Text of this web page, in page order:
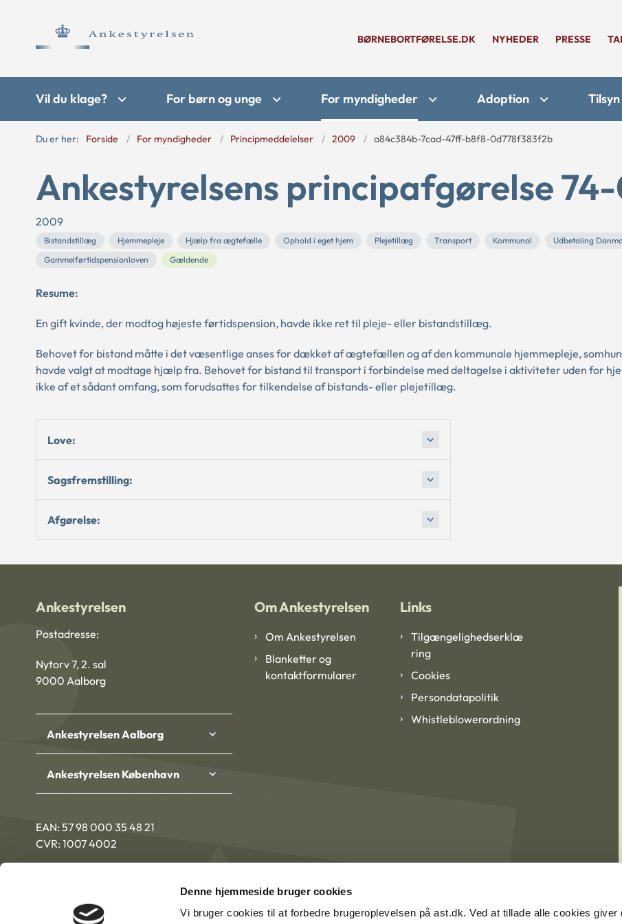
Denne hjemmeside bruger cookies
Vi bruger cookies til at forbedre brugeroplevelsen på ast.dk. Ved at tillade alle cookies giver
BØRNEBORTFØRELSE.DK NYHEDER PRESSE
Vil du klage? For børn og unge For myndigheder Adoption Tilsyn
Du er her: Forside For myndigheder Principmeddelelser 2009 a84c384b-7cad-47ff-b8f8-0d778f383f2b
Ankestyrelsens principafgørelse
2009
Bistandstillæg Hjemmepleje Hjælp fra ægtefælle Ophold i eget hjem Plejetillæg Transport Kommunal
Udbetaling
Gammelførtidspensionloven
Gældende
Resume:
En gift kvinde, der modtog højeste førtidspension, havde ikke ret til pleje- eller bistandstillæg.
Behovet for bistand måtte i det væsentlige anses for dækket af ægtefællen og af den kommunale hjemmepleje,
havde valgt at modtage hjælp fra. Behovet for bistand til transport i forbindelse med deltagelse i aktiviteter uden for
ikke af et sådant omfang, som forudsattes for tilkendelse af bistands- eller plejetillæg.
Love:
Sagsfremstilling:
Afgørelse:
Ankestyrelsen
Postadresse:
Nytorv 7, 2. sal
9000 Aalborg
Ankestyrelsen Aalborg
Ankestyrelsen København
EAN: 57 98 000 35 48 21
CVR: 1007 4002
Om Ankestyrelsen
Om Ankestyrelsen
Blanketter og
kontaktformularer
Links
Tilgængelighedserklæ
ring
Cookies
Persondatapolitik
Whistleblowerordning